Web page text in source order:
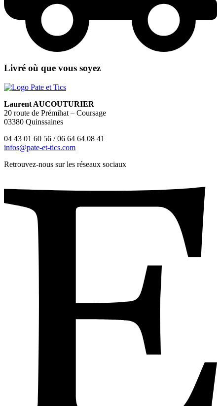
Livré où que vous soyez
Laurent AUCOUTURIER
20 route de Prémihat – Coursage
03380 Quinssaines
04 43 01 60 56 / 06 64 64 08 41
infos@pate-et-tics.com
Retrouvez-nous sur les réseaux sociaux